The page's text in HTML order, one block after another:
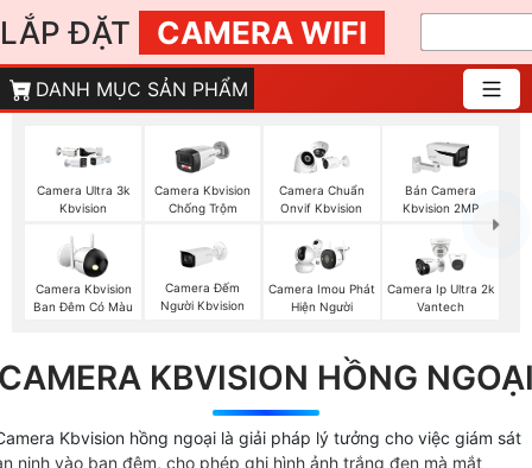
LẮP ĐẶT CAMERA WIFI
DANH MỤC SẢN PHẨM
Camera Ultra 3k
Kbvision
Camera Kbvision
Chống Trộm
Camera Chuẩn
Onvif Kbvision
Bán Camera
Kbvision 2MP
Camera Kbvision
Ban Đêm Có Màu
Camera Đếm
Người Kbvision
Camera Imou Phát
Hiện Người
Camera Ip Ultra 2k
Vantech
KBVISION HỒNG
Kbvision hồng ngoại là giải pháp lý tưởng cho việc giám sát
ninh vào ban đêm, cho phép ghi hình ảnh trắng đen mà mắt